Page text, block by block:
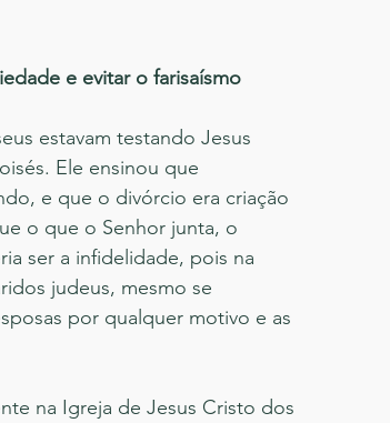
e evitar o farisaísmo
estavam testando Jesus
Ele ensinou que
e que o divórcio era criação
o que o Senhor junta, o
ser a infidelidade, pois na
judeus, mesmo se
por qualquer motivo e as
na Igreja de Jesus Cristo dos